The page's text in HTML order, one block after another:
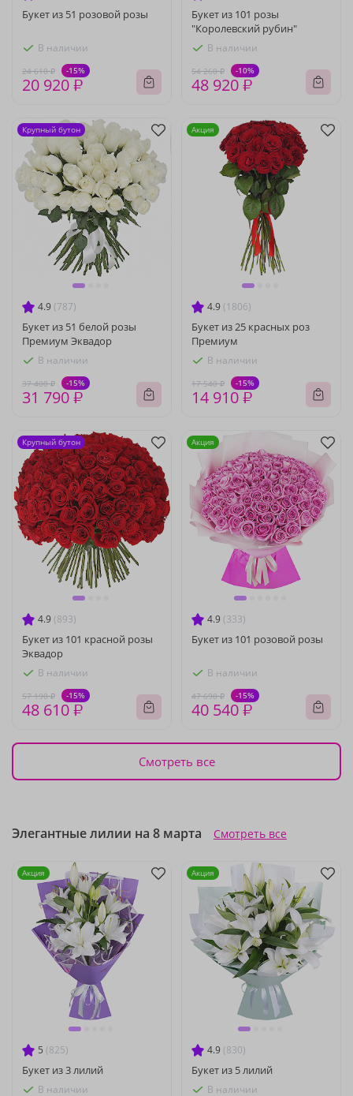
Букет из 51 розовой розы
В наличии
24 610 ₽ -15%
20 920 ₽
Букет из 101 розы
"Королевский рубин"
В наличии
54 260 ₽ -10%
48 920 ₽
4.9 (787)
Букет из 51 белой розы
Премиум Эквадор
В наличии
37 400 ₽ -15%
31 790 ₽
Крупный бутон
4.9 (1806)
Букет из 25 красных роз
Премиум
В наличии
17 540 ₽ -15%
14 910 ₽
Акция
4.9 (893)
Букет из 101 красной розы
Эквадор
В наличии
57 190 ₽ -15%
48 610 ₽
Крупный бутон
4.9 (333)
Букет из 101 розовой розы
В наличии
47 690 ₽ -15%
40 540 ₽
Акция
Смотреть все
Элегантные лилии на 8 марта Смотреть все
5 (825)
Букет из 3 лилий
В наличии
Акция
4.9 (830)
Букет из 5 лилий
В наличии
Акция